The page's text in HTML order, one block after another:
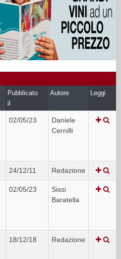
Pubblicato
il
Autore Leggi
02/05/23
Daniele
Cernilli
24/12/11 Redazione
02/05/23
Sissi
Baratella
18/12/18 Redazione